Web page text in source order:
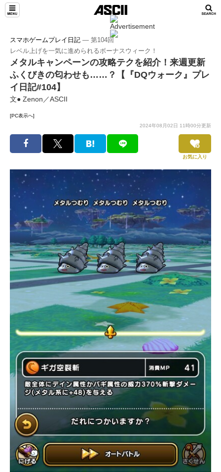
スマホゲームプレイ日記 ― 第104回
レベル上げを一気に進められるボーナスウィーク！
メタルキャンペーンの攻略テクを紹介！来週更新
ふくびきの匂わせも……？【『DQウォーク』プレ
イ日記#104】
文● Zenon／ASCII
[PC表示へ]
2024年08月02日 11時00分更新
お気に入り